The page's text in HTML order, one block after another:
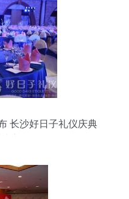
长沙好日子礼仪庆典